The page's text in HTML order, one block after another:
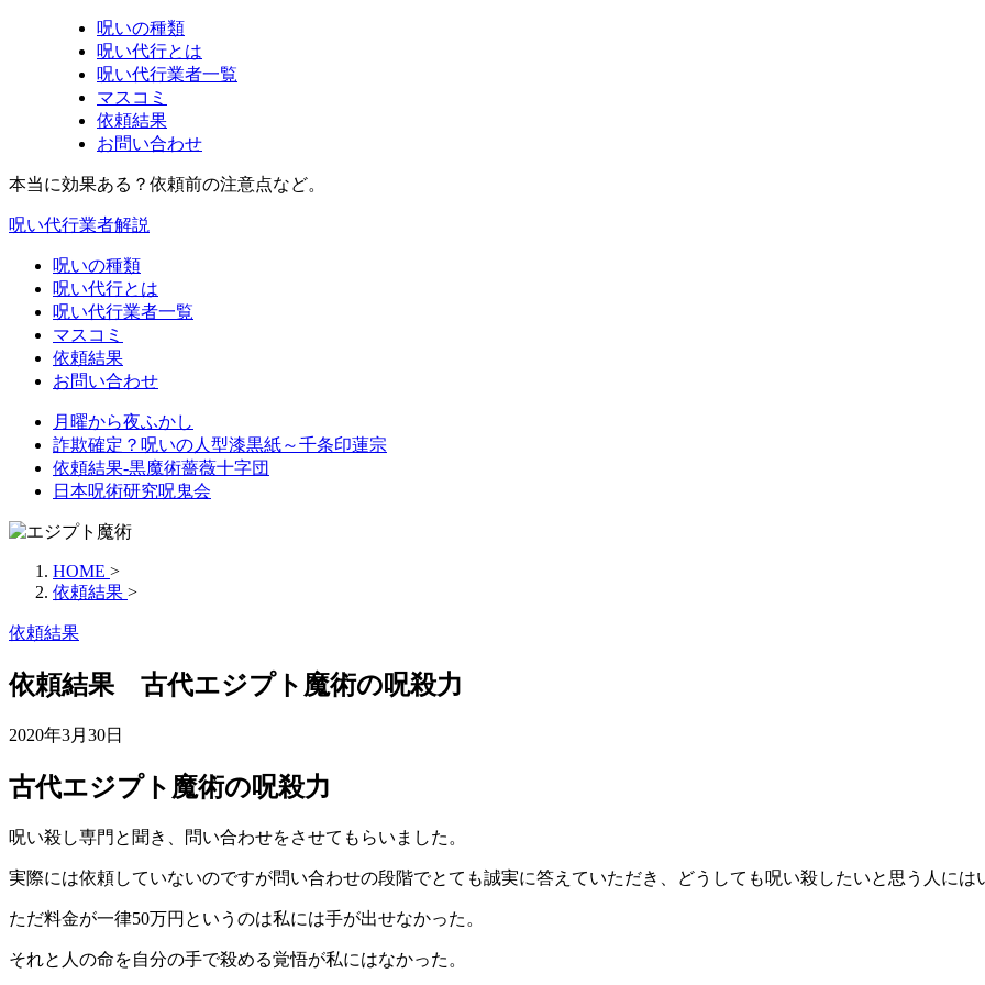
呪いの種類
呪い代行とは
呪い代行業者一覧
マスコミ
依頼結果
お問い合わせ
本当に効果ある？依頼前の注意点など。
呪い代行業者解説
呪いの種類
呪い代行とは
呪い代行業者一覧
マスコミ
依頼結果
お問い合わせ
月曜から夜ふかし
詐欺確定？呪いの人型漆黒紙～千条印蓮宗
依頼結果-黒魔術薔薇十字団
日本呪術研究呪鬼会
HOME >
依頼結果 >
依頼結果
依頼結果 古代エジプト魔術の呪殺力
2020年3月30日
古代エジプト魔術の呪殺力
呪い殺し専門と聞き、問い合わせをさせてもらいました。
実際には依頼していないのですが問い合わせの段階でとても誠実に答えていただき、どうしても呪い殺したいと思う人には
ただ料金が一律50万円というのは私には手が出せなかった。
それと人の命を自分の手で殺める覚悟が私にはなかった。